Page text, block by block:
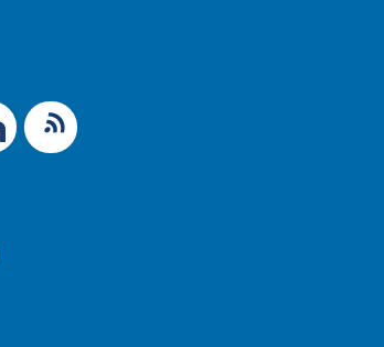
RSS-Feed